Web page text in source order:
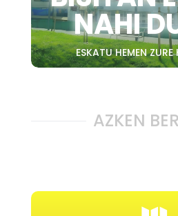
NAHI
ESKATU HEMEN
AZKEN